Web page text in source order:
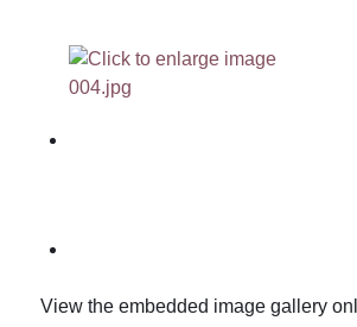
View the embedded image gallery